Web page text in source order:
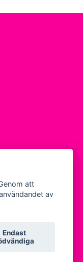
att
av
Endast